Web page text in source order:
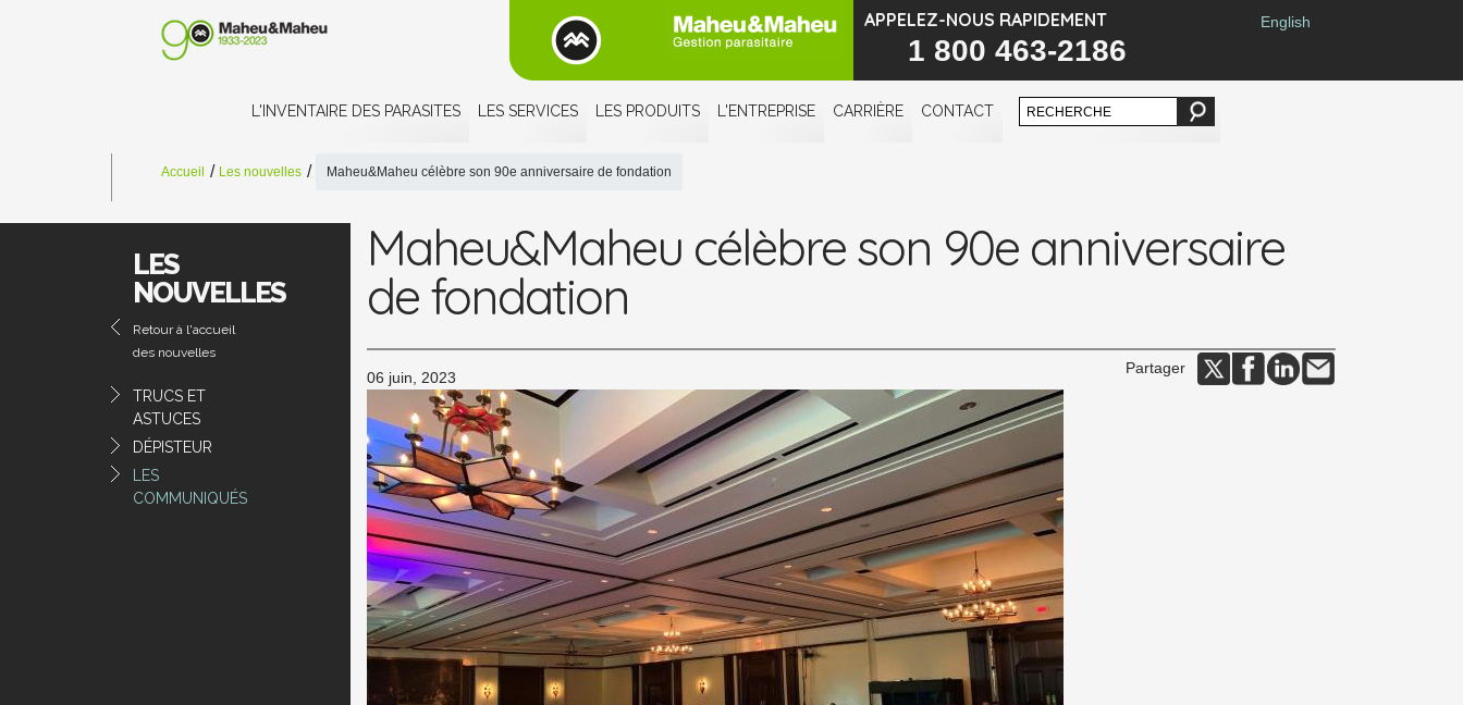
APPELEZ-NOUS RAPIDEMENT
1 800 463-2186
English
L'INVENTAIRE DES PARASITES LES SERVICES LES PRODUITS L'ENTREPRISE CARRIÈRE CONTACT
Accueil Les nouvelles Maheu&Maheu célèbre son 90e anniversaire de fondation
LES
NOUVELLES
Retour à l'accueil
des nouvelles
TRUCS ET
ASTUCES
DÉPISTEUR
LES
COMMUNIQUÉS
Maheu&Maheu célèbre son 90e anniversaire
de fondation
06 juin, 2023
Partager